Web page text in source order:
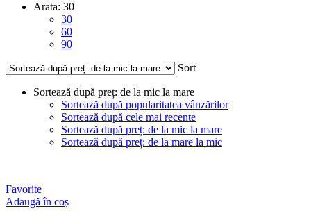
Arata: 30
30
60
90
Sort
Sortează după preț: de la mic la mare
Sortează după popularitatea vânzărilor
Sortează după cele mai recente
Sortează după preț: de la mic la mare
Sortează după preț: de la mare la mic
Favorite
Adaugă în coș